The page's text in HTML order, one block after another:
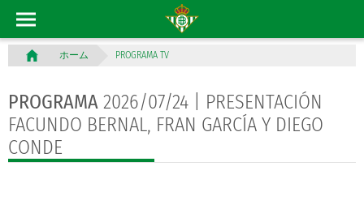
ホーム PROGRAMA TV
PROGRAMA 2026/07/24 | PRESENTACIÓN
FACUNDO BERNAL, FRAN GARCÍA Y DIEGO
CONDE